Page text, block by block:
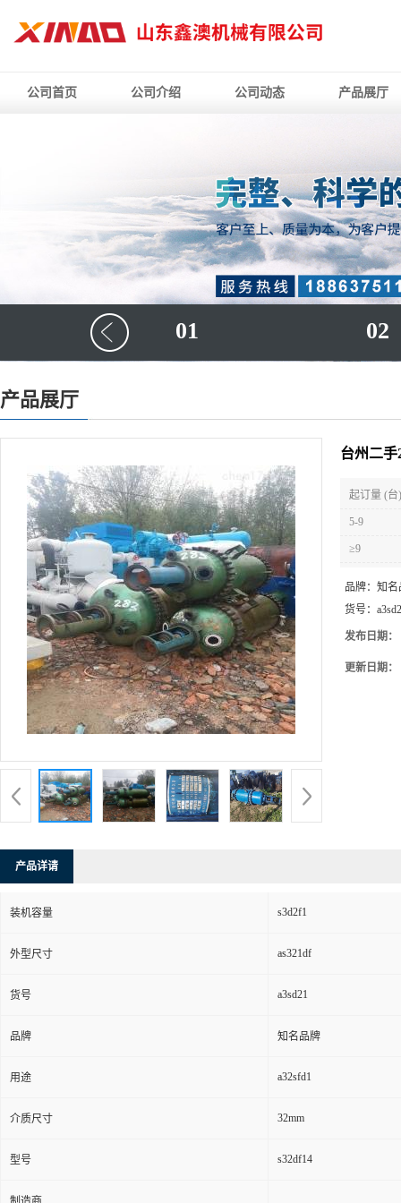
公司首页 公司介绍 公司动态 产品展厅
01 02
产品展厅
台州二
起订量 (台)
5-9
≥9
品牌： 知名
货号：
发布日期：
更新日期：
产品详请
装机容量 s3d2f1
外型尺寸 as321df
货号 a3sd21
品牌 知名品牌
用途 a32sfd1
介质尺寸 32mm
型号 s32df14